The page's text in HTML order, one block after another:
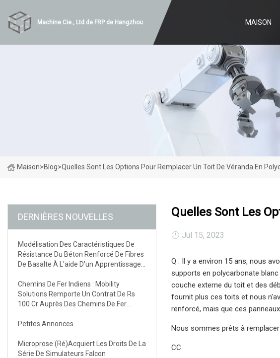
Machine Cie., Ltd de FRP de Hangzhou MAISON
Maison>Blog>Quelles Sont Les Options Pour Remplacer Un Toit De Véranda En
DERNIÈRES NOUVELLES
Modélisation Des Caractéristiques De
Résistance Du Béton Renforcé De Fibres
De Basalte À L'aide D'un Apprentissage
Une Interface Utilisateur Graphique
Chemins De Fer Indiens : Mobility
Solutions Remporte Un Contrat De Rs
100 Cr Auprès Des Chemins De Fer
Petites Annonces
Microprose (ré)acquiert Les Droits De La
Série De Simulateurs Falcon
Quelles Sont Les
Jul 15, 2023
Q : Il y a environ 15 ans, nous
supports en polycarbonate
couche externe du toit et des
fournit plus ces toits et nous
renforcé, mais que ces
Nous sommes prêts à
CC